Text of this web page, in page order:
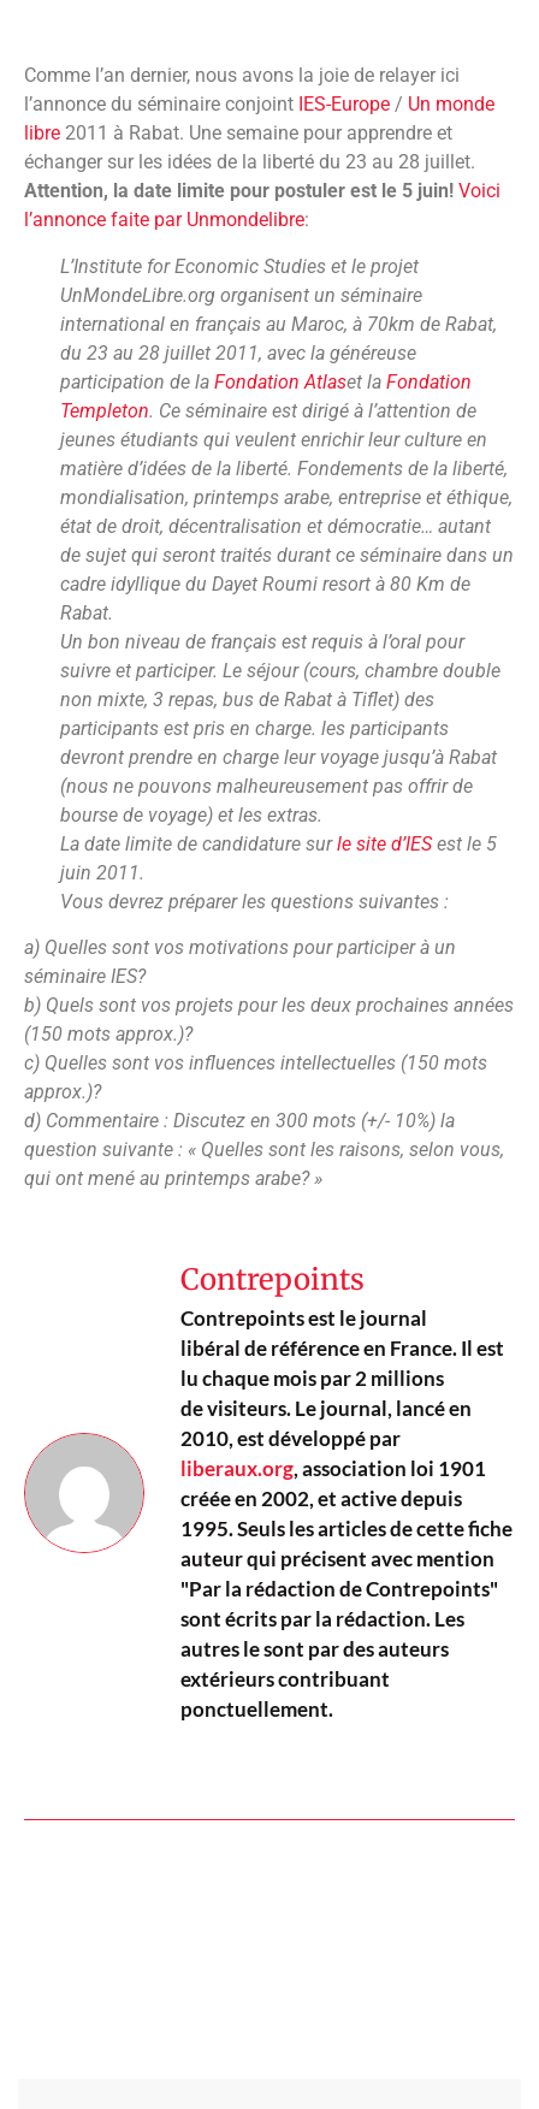
Comme l’an dernier, nous avons la joie de relayer ici
l’annonce du séminaire conjoint IES-Europe / Un monde
libre 2011 à Rabat. Une semaine pour apprendre et
échanger sur les idées de la liberté du 23 au 28 juillet.
Attention, la date limite pour postuler est le 5 juin! Voici
l’annonce faite par Unmondelibre:
L’Institute for Economic Studies et le projet
UnMondeLibre.org organisent un séminaire
international en français au Maroc, à 70km de Rabat,
du 23 au 28 juillet 2011, avec la généreuse
participation de la Fondation Atlaset la Fondation
Templeton. Ce séminaire est dirigé à l’attention de
jeunes étudiants qui veulent enrichir leur culture en
matière d’idées de la liberté. Fondements de la liberté,
mondialisation, printemps arabe, entreprise et éthique,
état de droit, décentralisation et démocratie… autant
de sujet qui seront traités durant ce séminaire dans un
cadre idyllique du Dayet Roumi resort à 80 Km de
Rabat.
Un bon niveau de français est requis à l’oral pour
suivre et participer. Le séjour (cours, chambre double
non mixte, 3 repas, bus de Rabat à Tiflet) des
participants est pris en charge. les participants
devront prendre en charge leur voyage jusqu’à Rabat
(nous ne pouvons malheureusement pas offrir de
bourse de voyage) et les extras.
La date limite de candidature surle site d’IESest le 5
juin 2011.
Vous devrez préparer les questions suivantes :
a) Quelles sont vos motivations pour participer à un
séminaire IES?
b) Quels sont vos projets pour les deux prochaines années
(150 mots approx.)?
c) Quelles sont vos influences intellectuelles (150 mots
approx.)?
d) Commentaire : Discutez en 300 mots (+/- 10%) la
question suivante : « Quelles sont les raisons, selon vous,
qui ont mené au printemps arabe? »
Contrepoints
Contrepoints est le journal
libéral de référence en France. Il est
lu chaque mois par 2 millions
de visiteurs. Le journal, lancé en
2010, est développé par
liberaux.org, association loi 1901
créée en 2002, et active depuis
1995. Seuls les articles de cette fiche
auteur qui précisent avec mention
"Par la rédaction de Contrepoints"
sont écrits par la rédaction. Les
autres le sont par des auteurs
extérieurs contribuant
ponctuellement.